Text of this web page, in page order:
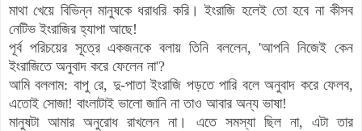
মাথা খেয়ে বিভিন্ন মানুষকে ধরাধরি করি। ইংরাজি হলেই তো হবে না কীসব
নেটিভ ইংরাজির হ্যাপা আছে!
পূর্ব পরিচয়ের সূত্রে একজনকে বলায় তিনি বললেন, 'আপনি নিজেই কেন
ইংরাজিতে অনুবাদ করে ফেলেন না'?
আমি বললাম: বাপু রে, দু-পাতা ইংরাজি পড়তে পারি বলে অনুবাদ করে ফেলব,
এতোই সোজা! বাংলাটাই ভালো জানি না তাও আবার অন্য ভাষা!
মানুষটা আমার অনুরোধ রাখলেন না। এতে সমস্যা ছিল না, এটা তার